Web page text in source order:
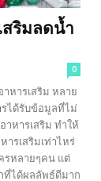
สริมลดน้ำ
0
หารเสริม หลาย
รได้รับข้อมูลที่ไม่
าหารเสริม ทำให้
รเสริมเท่าไหร่
รหลายๆคน แต่
ได้ผลลัพธ์ดีมาก